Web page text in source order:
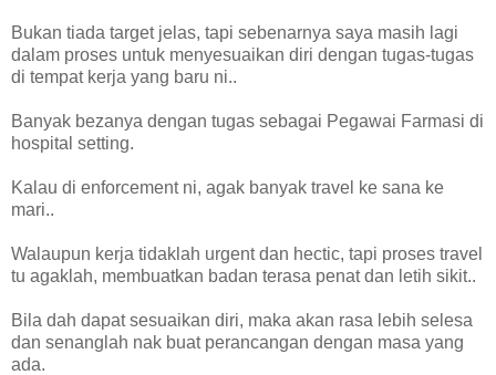
Bukan tiada target jelas, tapi sebenarnya saya masih lagi
dalam proses untuk menyesuaikan diri dengan tugas-tugas
di tempat kerja yang baru ni..
Banyak bezanya dengan tugas sebagai Pegawai Farmasi di
hospital setting.
Kalau di enforcement ni, agak banyak travel ke sana ke
mari..
Walaupun kerja tidaklah urgent dan hectic, tapi proses travel
tu agaklah, membuatkan badan terasa penat dan letih sikit..
Bila dah dapat sesuaikan diri, maka akan rasa lebih selesa
dan senanglah nak buat perancangan dengan masa yang
ada.